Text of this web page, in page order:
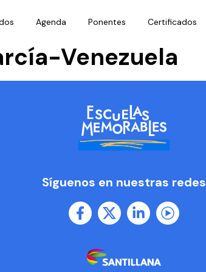
Agenda Ponentes Certificados
Venezuela
Síguenos en nuestras redes